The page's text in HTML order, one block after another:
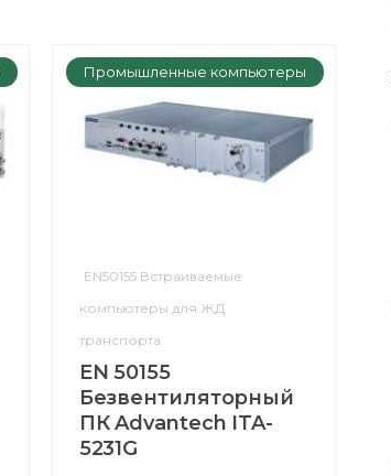
Промышленные компьютеры
EN50155 Встраиваемые
компьютеры для ЖД
транспорта
EN 50155
Безвентиляторный
ПК Advantech ITA-
5231G